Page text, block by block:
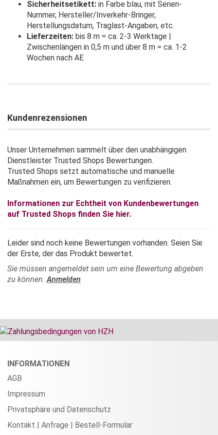
Sicherheitsetikett: in Farbe blau, mit Serien-
Nummer, Hersteller/Inverkehr-Bringer,
Herstellungsdatum, Traglast-Angaben, etc.
Lieferzeiten: bis 8 m = ca. 2-3 Werktage |
Zwischenlängen in 0,5 m und über 8 m = ca. 1-2
Wochen nach AE
Kundenrezensionen
Unser Unternehmen sammelt über den unabhängigen
Dienstleister Trusted Shops Bewertungen.
Trusted Shops setzt automatische und manuelle
Maßnahmen ein, um Bewertungen zu verifizieren.
Informationen zur Echtheit von Kundenbewertungen
auf Trusted Shops finden Sie hier.
Leider sind noch keine Bewertungen vorhanden. Seien Sie
der Erste, der das Produkt bewertet.
Sie müssen angemeldet sein um eine Bewertung abgeben
zu können. Anmelden
INFORMATIONEN
AGB
Impressum
Privatsphäre und Datenschutz
Kontakt | Anfrage | Bestell-Formular